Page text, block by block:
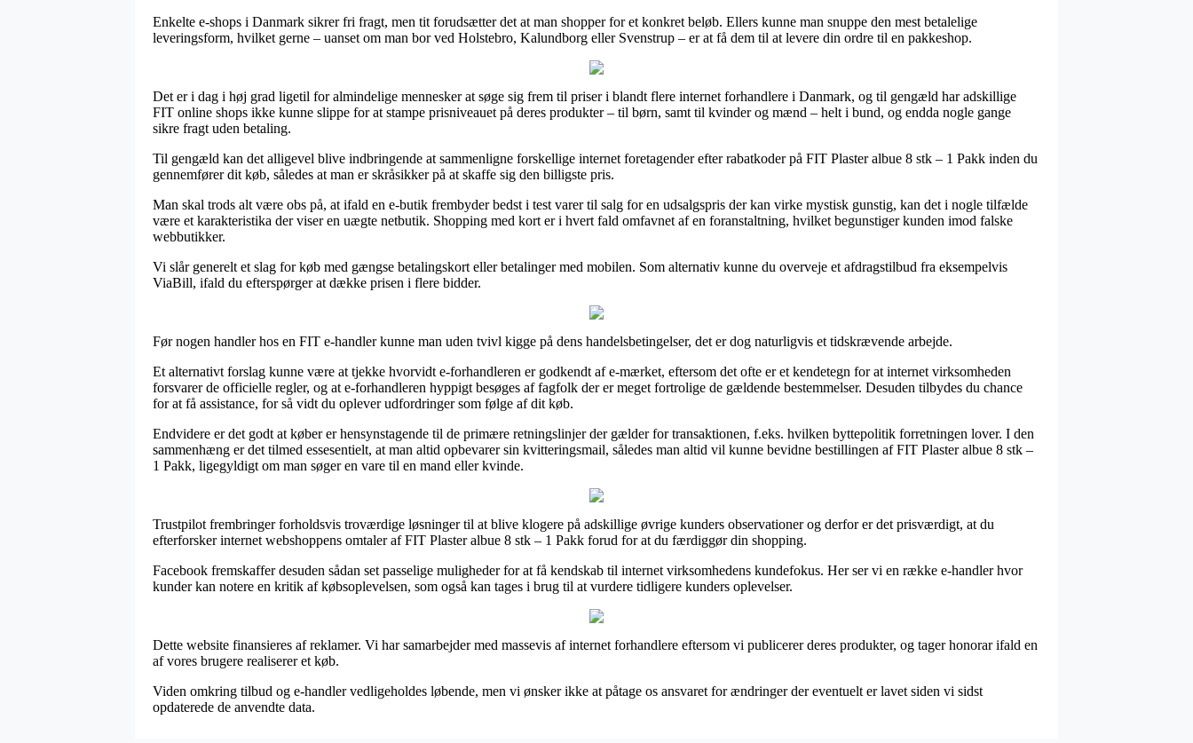
Enkelte e-shops i Danmark sikrer fri fragt, men tit forudsætter det at man shopper for et konkret beløb. Ellers kunne man snuppe den mest betalelige
leveringsform, hvilket gerne – uanset om man bor ved Holstebro, Kalundborg eller Svenstrup – er at få dem til at levere din ordre til en pakkeshop.
Det er i dag i høj grad ligetil for almindelige mennesker at søge sig frem til priser i blandt flere internet forhandlere i Danmark, og til gengæld har adskillige
FIT online shops ikke kunne slippe for at stampe prisniveauet på deres produkter – til børn, samt til kvinder og mænd – helt i bund, og endda nogle gange
sikre fragt uden betaling.
Til gengæld kan det alligevel blive indbringende at sammenligne forskellige internet foretagender efter rabatkoder på FIT Plaster albue 8 stk – 1 Pakk inden du
gennemfører dit køb, således at man er skråsikker på at skaffe sig den billigste pris.
Man skal trods alt være obs på, at ifald en e-butik frembyder bedst i test varer til salg for en udsalgspris der kan virke mystisk gunstig, kan det i nogle tilfælde
være et karakteristika der viser en uægte netbutik. Shopping med kort er i hvert fald omfavnet af en foranstaltning, hvilket begunstiger kunden imod falske
webbutikker.
Vi slår generelt et slag for køb med gængse betalingskort eller betalinger med mobilen. Som alternativ kunne du overveje et afdragstilbud fra eksempelvis
ViaBill, ifald du efterspørger at dække prisen i flere bidder.
Før nogen handler hos en FIT e-handler kunne man uden tvivl kigge på dens handelsbetingelser, det er dog naturligvis et tidskrævende arbejde.
Et alternativt forslag kunne være at tjekke hvorvidt e-forhandleren er godkendt af e-mærket, eftersom det ofte er et kendetegn for at internet virksomheden
forsvarer de officielle regler, og at e-forhandleren hyppigt besøges af fagfolk der er meget fortrolige de gældende bestemmelser. Desuden tilbydes du chance
for at få assistance, for så vidt du oplever udfordringer som følge af dit køb.
Endvidere er det godt at køber er hensynstagende til de primære retningslinjer der gælder for transaktionen, f.eks. hvilken byttepolitik forretningen lover. I den
sammenhæng er det tilmed essesentielt, at man altid opbevarer sin kvitteringsmail, således man altid vil kunne bevidne bestillingen af FIT Plaster albue 8 stk –
1 Pakk, ligegyldigt om man søger en vare til en mand eller kvinde.
Trustpilot frembringer forholdsvis troværdige løsninger til at blive klogere på adskillige øvrige kunders observationer og derfor er det prisværdigt, at du
efterforsker internet webshoppens omtaler af FIT Plaster albue 8 stk – 1 Pakk forud for at du færdiggør din shopping.
Facebook fremskaffer desuden sådan set passelige muligheder for at få kendskab til internet virksomhedens kundefokus. Her ser vi en række e-handler hvor
kunder kan notere en kritik af købsoplevelsen, som også kan tages i brug til at vurdere tidligere kunders oplevelser.
Dette website finansieres af reklamer. Vi har samarbejder med massevis af internet forhandlere eftersom vi publicerer deres produkter, og tager honorar ifald en
af vores brugere realiserer et køb.
Viden omkring tilbud og e-handler vedligeholdes løbende, men vi ønsker ikke at påtage os ansvaret for ændringer der eventuelt er lavet siden vi sidst
opdaterede de anvendte data.